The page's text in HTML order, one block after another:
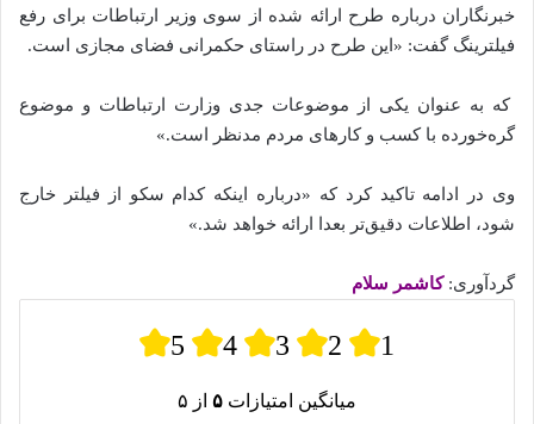
خبرنگاران درباره طرح ارائه شده‌ از سوی وزیر ارتباطات برای رفع
فیلترینگ گفت: «این طرح در راستای حکمرانی فضای مجازی است.
که به عنوان یکی از موضوعات جدی وزارت ارتباطات و موضوع
گره‌خورده با کسب و کار‌های مردم مدنظر است.»
وی در ادامه تاکید کرد که «درباره اینکه کدام سکو از فیلتر خارج
شود، اطلاعات دقیق‏‏‌تر بعدا ارائه خواهد شد.»
گردآوری:کاشمر سلام
5 4 3 2 1
میانگین امتیازات ۵ از ۵